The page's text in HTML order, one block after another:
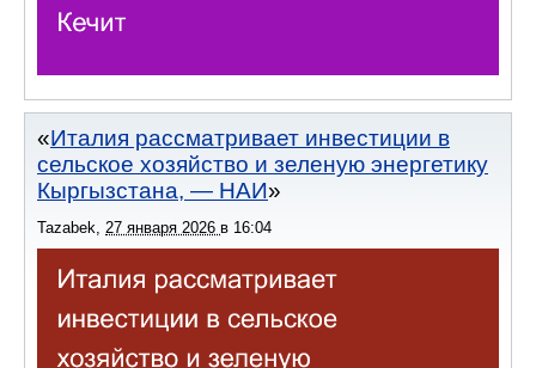
Италия рассматривает инвестиции в
сельское хозяйство и зеленую энергетику
Кыргызстана, — НАИ
Tazabek 27 января 2026 в 16:04